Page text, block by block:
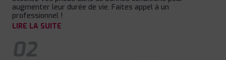
augmenter leur durée de vie. Faites appel à un
professionnel !
LIRE LA SUITE
02